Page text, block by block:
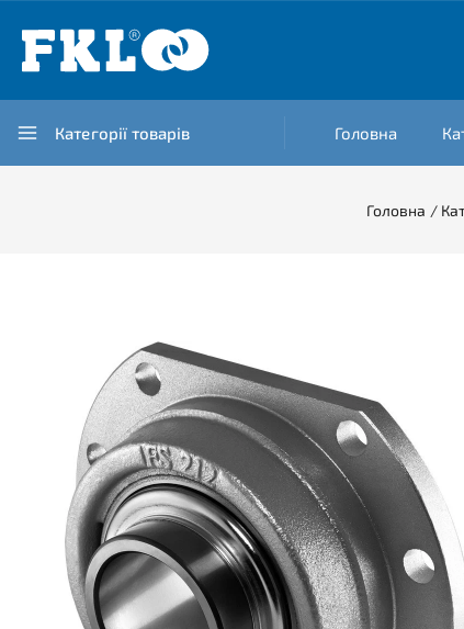
Категорії товарів Головна
Головна /